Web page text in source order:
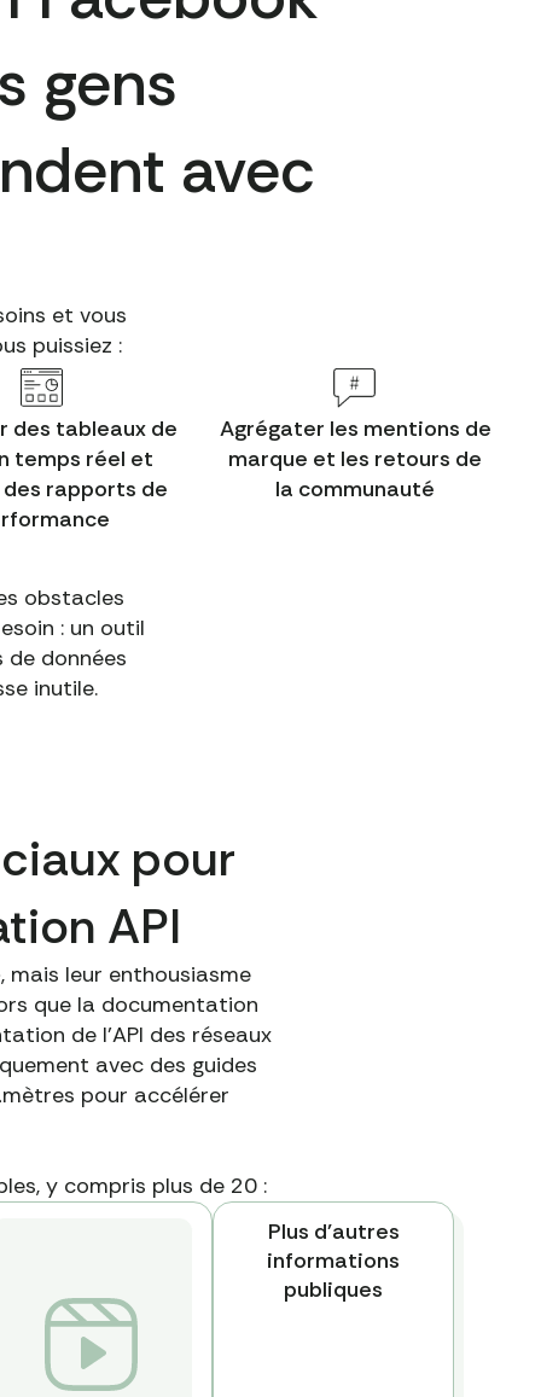
gens
avec
et vous
puissiez :
des tableaux de
temps réel et
rapports de
Agrégater les mentions de
marque et les retours de
la communauté
obstacles
: un outil
données
inutile.
pour
API
mais leur enthousiasme
que la documentation
de l'API des réseaux
avec des guides
pour accélérer
y compris plus de 20 :
Plus d'autres
informations
publiques